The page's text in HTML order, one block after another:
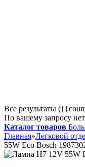
Все результаты
По вашему запросу нет
Каталог товаров
Главная»Легковой
55W Eco Bosch